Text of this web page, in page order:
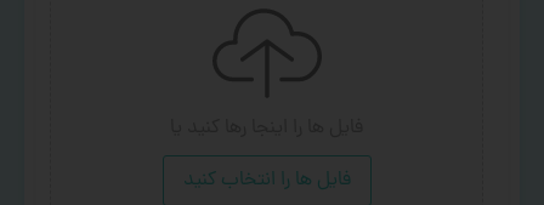
فایل ها را انتخاب کنید